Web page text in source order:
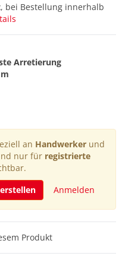
, bei Bestellung innerhalb
Arretierung
an Handwerker und
nur für registrierte
Anmelden
Produkt